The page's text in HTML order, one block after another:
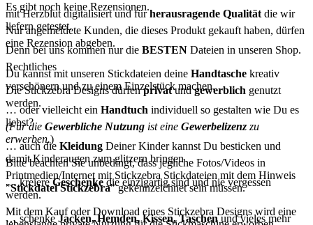
mit Herzblut digitalisiert und fürherausragende Qualität die wir
liefern getestet.
Denn bei uns kommen nur die BESTEN Dateien in unseren Shop.
Du kannst mit unseren Stickdateien deine Handtasche kreativ
verschönern und zu einem Einzelstück machen.
… oder vielleicht ein Handtuch individuell so gestalten wie Du es
liebst?
… auch die Kleidung Deiner Kinder kannst Du besticken und
damit Kinderaugen zum glitzern bringen
… kreiereGeschenkedie einzigartig sind und nie vergessen
werden.
… schenkeJacken, Hemden, Kissen, Taschenund vieles mehr
Es gibt noch keine Rezensionen.
Nur angemeldete Kunden, die dieses Produkt gekauft haben, dürfen
eine Rezension abgeben.
Rechtliches
Die Stickzebra Designs dürfenprivatundgewerblich genutzt
werden.
(Für die Gewerbliche Nutzung ist eine Gewerbelizenz zu
erwerben.)
Bitte beachten Sie unbedingt, dass jegliche Fotos/Videos in
Printmedien/Internet mit Stickzebra Stickdateien mit dem Hinweis
"Stickdatei Stickzebra" gekennzeichnet sein müssen.
Mit dem Kauf oder Download eines Stickzebra Designs wird eine